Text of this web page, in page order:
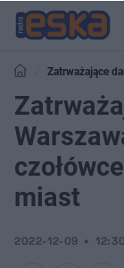
Zatrważające
zanieczyszczonych
miast
2022-12-09 12:30